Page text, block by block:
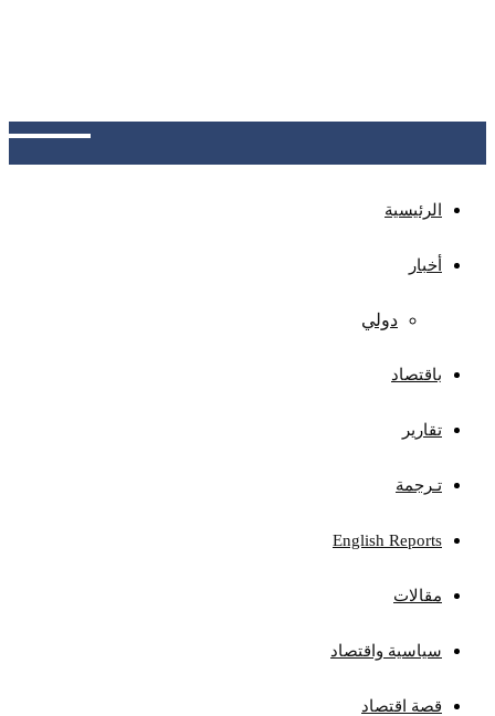
الرئيسية
أخبار
دولي
باقتصاد
تقارير
تـرجمة
English Reports
مقالات
سياسية واقتصاد
قصة اقتصاد